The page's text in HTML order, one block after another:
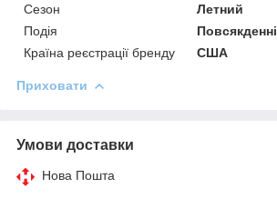
Сезон
Летний
Подія
Повсякденні
Країна реєстрації бренду
США
Приховати
Умови доставки
Нова Пошта